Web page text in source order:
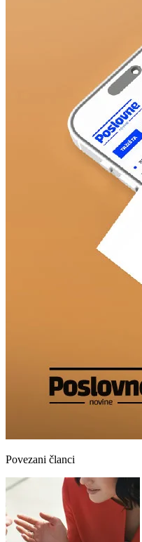
Povezani članci